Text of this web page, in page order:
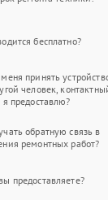
бесплатно?
принять
человек,
я предоставлю?
обратную связь в
ремонтных работ?
предоставляете?